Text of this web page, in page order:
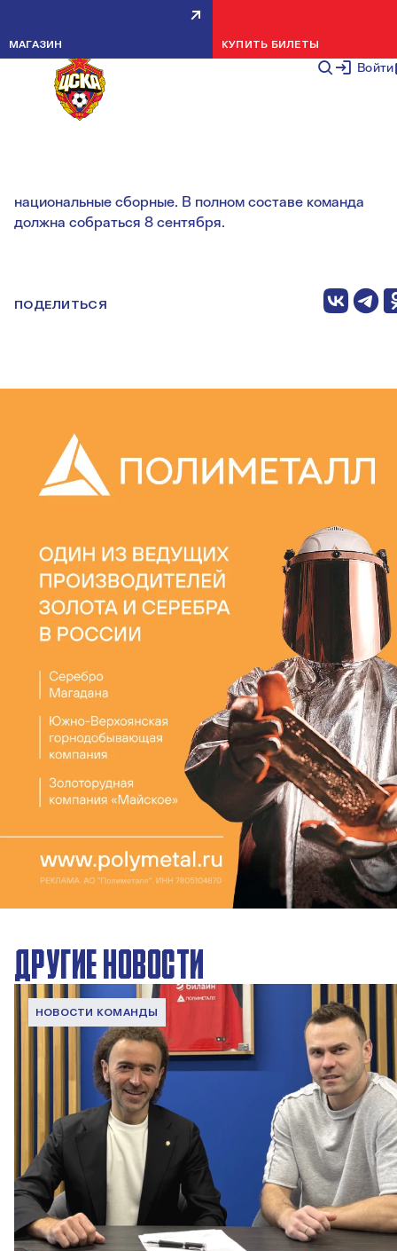
Войти
МАГАЗИН КУПИТЬ БИЛЕТЫ
МАРИО ФЕРНАНДЕС ВЕРНУЛСЯ
ОБЩУЮ ГРУППУ
НОВОСТИ КОМАНДЫ
национальные сборные. В полном составе команда
должна собраться 8 сентября.
ПОДЕЛИТЬСЯ
ДРУГИЕ НОВОСТИ
НОВОСТИ КОМАНДЫ